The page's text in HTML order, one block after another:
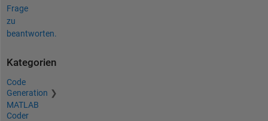
Frage
zu
beantworten.
Kategorien
Code
Generation
MATLAB
Coder